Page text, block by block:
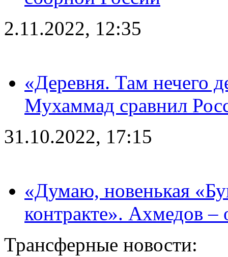
2.11.2022, 12:35
«Деревня. Там нечего
Мухаммад сравнил
31.10.2022, 17:15
«Думаю, новенькая
контракте». Ахмедов
Трансферные новости: